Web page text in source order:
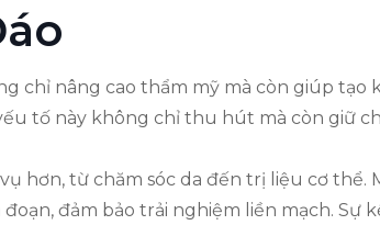
chỉ nâng cao thẩm mỹ mà còn giúp tạo
tố này không chỉ thu hút mà còn giữ
hơn, từ chăm sóc da đến trị liệu cơ thể.
đảm bảo trải nghiệm liền mạch. Sự